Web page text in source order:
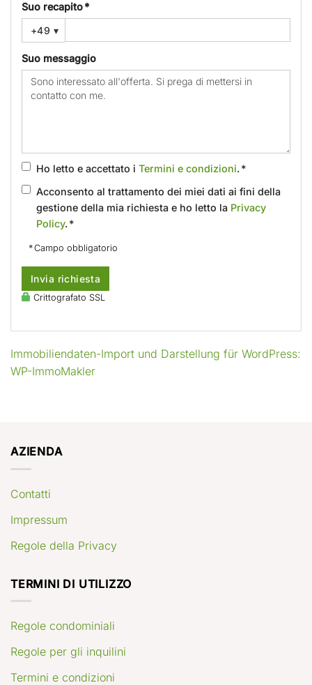
Suo recapito *
+49 ▾
Suo messaggio
Ho letto e accettato i Termini e condizioni. *
Acconsento al trattamento dei miei dati ai fini della
gestione della mia richiesta e ho letto la Privacy
Policy. *
* Campo obbligatorio
Invia richiesta
Crittografato SSL
Immobiliendaten-Import und Darstellung für WordPress:
WP-ImmoMakler
AZIENDA
Contatti
Impressum
Regole della Privacy
TERMINI DI UTILIZZO
Regole condominiali
Regole per gli inquilini
Termini e condizioni